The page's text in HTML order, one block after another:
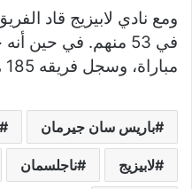
مباراة، وسجل فريقه 185 هدفًا.
باريس سان جيرمان
لابيزيج ناجلسمان